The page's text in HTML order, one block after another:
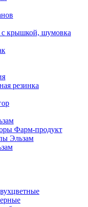
с крышкой, шумовка
резинка
Фарм-продукт
Эльзам